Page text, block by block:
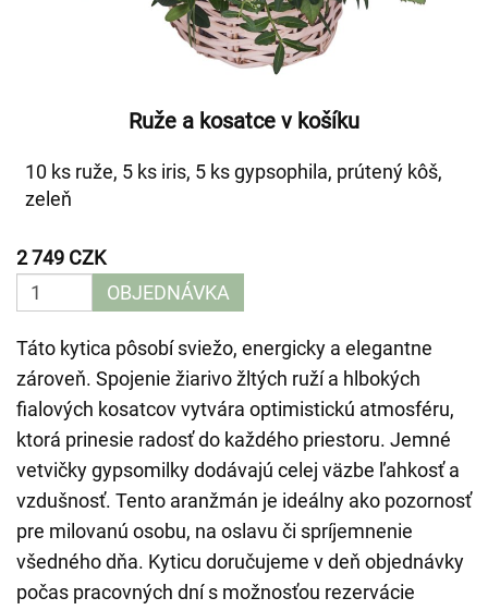
Ruže a kosatce v košíku
10 ks ruže, 5 ks iris, 5 ks gypsophila, prútený kôš,
zeleň
2 749 CZK
OBJEDNÁVKA
Táto kytica pôsobí sviežo, energicky a elegantne
zároveň. Spojenie žiarivo žltých ruží a hlbokých
fialových kosatcov vytvára optimistickú atmosféru,
ktorá prinesie radosť do každého priestoru. Jemné
vetvičky gypsomilky dodávajú celej väzbe ľahkosť a
vzdušnosť. Tento aranžmán je ideálny ako pozornosť
pre milovanú osobu, na oslavu či spríjemnenie
všedného dňa. Kyticu doručujeme v deň objednávky
počas pracovných dní s možnosťou rezervácie